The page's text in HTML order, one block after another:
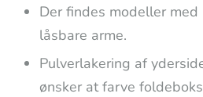
Der findes modeller
låsbare arme.
Pulverlakering af
ønsker at farve